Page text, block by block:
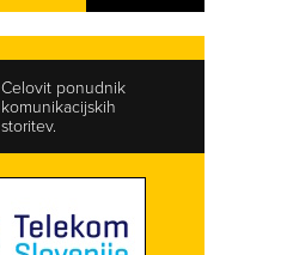
Celovit ponudnik
komunikacijskih
storitev.